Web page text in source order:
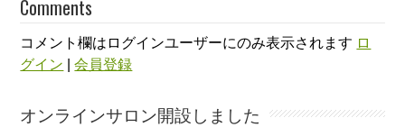
Comments
コメント欄はログインユーザーにのみ表示されます ロ
グイン |会員登録
オンラインサロン開設しました